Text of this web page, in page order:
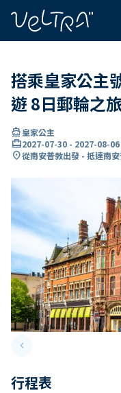
搭乘皇家公主
遊 8日郵輪之
directions_boat皇家公主
card_travel2027-07-30 - 2027-08-06
location_on從南安普敦出發 - 抵達南
keyboard_arrow_leftPrevious slide
行程表